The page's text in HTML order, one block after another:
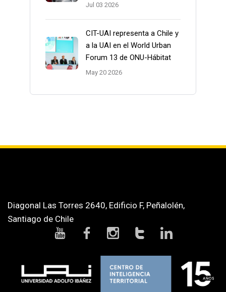
Jul 03 2026
CIT-UAI representa a Chile y
a la UAI en el World Urban
Forum 13 de ONU-Hábitat
May 20 2026
Diagonal Las Torres 2640, Edificio F, Peñalolén,
Santiago de Chile